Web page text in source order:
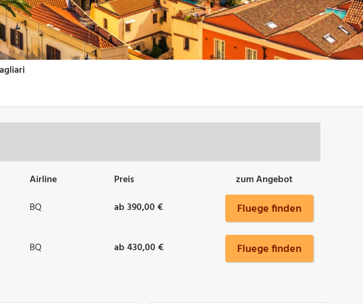
Airline Preis
zum Angebot
BQ ab 390,00 € Fluege finden
BQ ab 430,00 € Fluege finden